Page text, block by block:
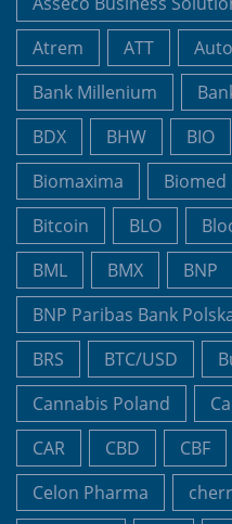
Atrem
ATT
Bank Millenium
BDX
BHW BIO
Biomaxima
Biomed
Bitcoin
BLO
BML
BMX
BNP
BNP Paribas Bank
BRS
BTC/USD
Cannabis Poland
CAR
CBD CBF
Celon Pharma